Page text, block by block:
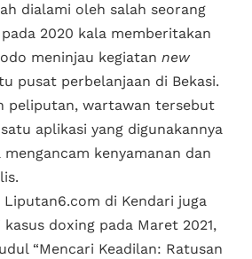
dialami oleh salah seorang
2020 kala memberitakan
meninjau kegiatan new
pusat perbelanjaan di Bekasi.
peliputan, wartawan tersebut
aplikasi yang digunakannya
kenyamanan dan
di Kendari juga
doxing pada Maret 2021,
“Mencari Keadilan: Ratusan